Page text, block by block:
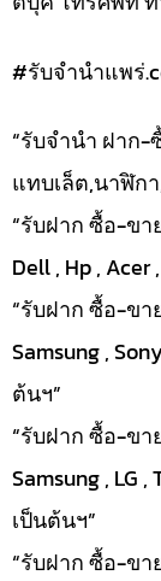
#รับจํานําแพร่
“รับจำนำ ฝาก-
แทบเล็ต,นาฬิก
“รับฝาก ซื้อ-ข
Dell , Hp , Acer
“รับฝาก ซื้อ-ข
Samsung ,
ต้นฯ”
“รับฝาก ซื้อ-ข
Samsung , LG ,
เป็นต้นฯ”
“รับฝาก ซื้อ-ข